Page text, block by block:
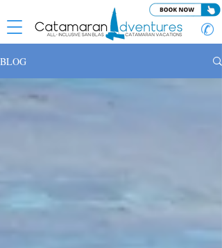
✆
BLOG